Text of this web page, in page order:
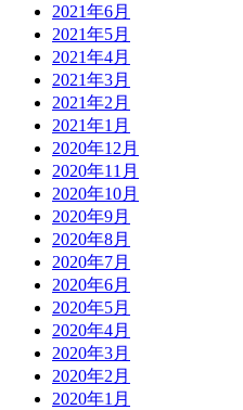
2021年6月
2021年5月
2021年4月
2021年3月
2021年2月
2021年1月
2020年12月
2020年11月
2020年10月
2020年9月
2020年8月
2020年7月
2020年6月
2020年5月
2020年4月
2020年3月
2020年2月
2020年1月